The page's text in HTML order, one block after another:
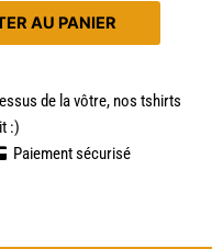
AU PANIER
de la vôtre, nos tshirts
:)
Paiement sécurisé